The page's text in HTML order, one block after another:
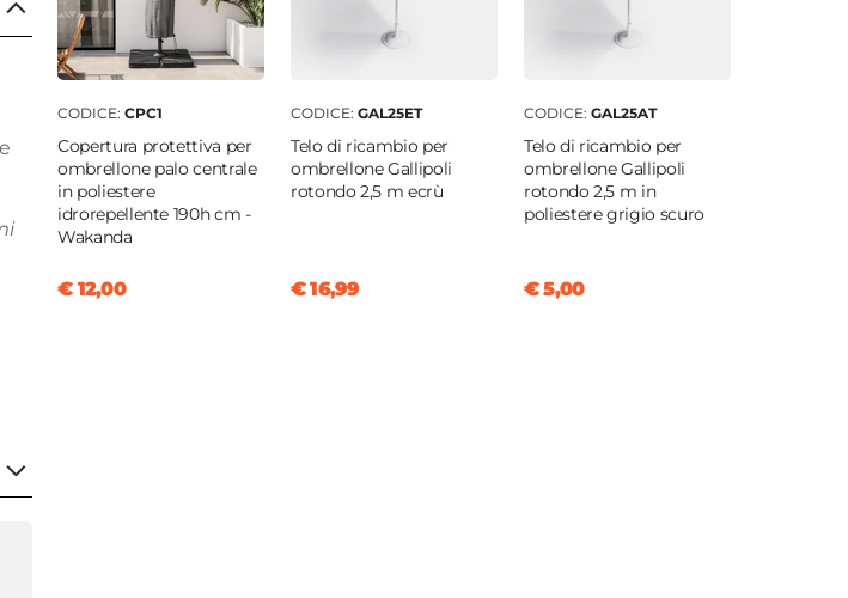
CODICE: CPC1
Copertura protettiva per
ombrellone palo centrale
in poliestere
idrorepellente 190h cm -
Wakanda
€ 12,00
CODICE: GAL25ET
Telo di ricambio per
ombrellone Gallipoli
rotondo 2,5 m ecrù
€ 16,99
CODICE: GAL25AT
Telo di ricambio per
ombrellone Gallipoli
rotondo 2,5 m in
poliestere grigio scuro
€ 5,00